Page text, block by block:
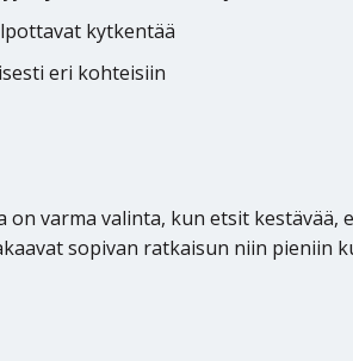
kytkentää
eri kohteisiin
on varma valinta, kun etsit
sopivan ratkaisun niin pieniin